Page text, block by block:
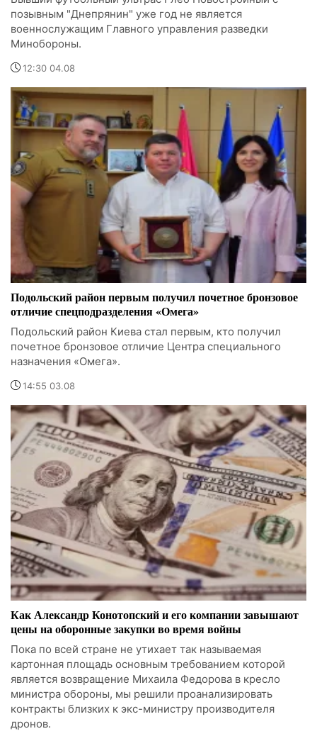
позывным "Днепрянин" уже год не является
военнослужащим Главного управления разведки
Минобороны.
12:30 04.08
Подольский район первым получил почетное бронзовое
отличие спецподразделения «Омега»
Подольский район Киева стал первым, кто получил
почетное бронзовое отличие Центра специального
назначения «Омега».
14:55 03.08
Как Александр Конотопский и его компании завышают
цены на оборонные закупки во время войны
Пока по всей стране не утихает так называемая
картонная площадь основным требованием которой
является возвращение Михаила Федорова в кресло
министра обороны, мы решили проанализировать
контракты близких к экс-министру производителя
дронов.